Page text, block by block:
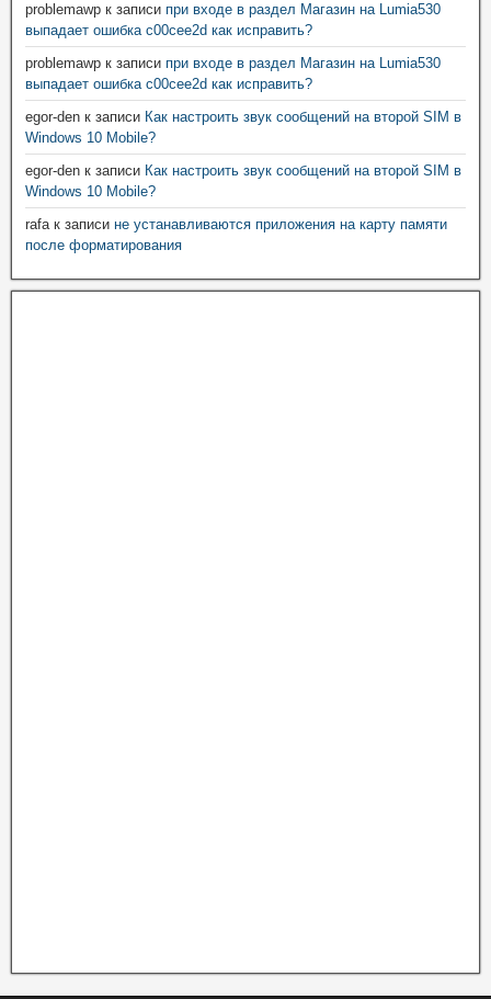
problemawp к записи при входе в раздел Магазин на Lumia530
выпадает ошибка c00cee2d как исправить?
problemawp к записи при входе в раздел Магазин на Lumia530
выпадает ошибка c00cee2d как исправить?
egor-den к записи Как настроить звук сообщений на второй SIM в
Windows 10 Mobile?
egor-den к записи Как настроить звук сообщений на второй SIM в
Windows 10 Mobile?
rafaк записи не устанавливаются приложения на карту памяти
после форматирования